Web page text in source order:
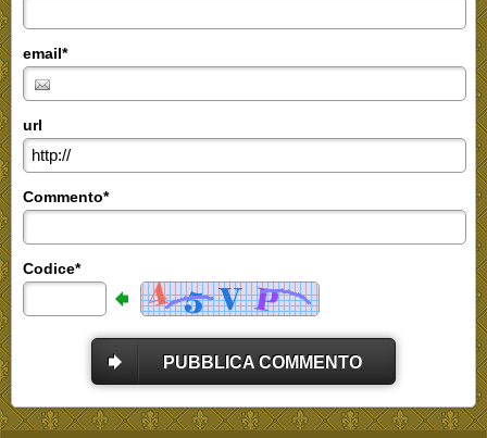
email*
url
Commento*
Codice*
PUBBLICA COMMENTO